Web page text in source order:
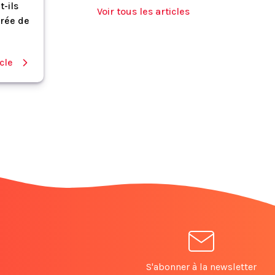
ils
de
Voir tous les articles
S'abonner à la newsletter